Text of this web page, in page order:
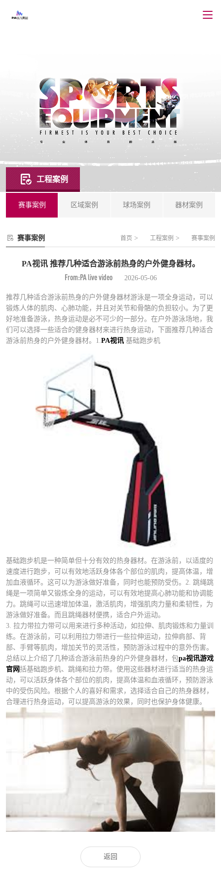
工程案例
赛事案例 区域案例 球场案例 器材案例
赛事案例 首页 > 工程案例 > 赛事案例
PA视讯 推荐几种适合游泳前热身的户外健身器材。
From:PA live video 2026-05-06
推荐几种适合游泳前热身的户外健身器材游泳是一项全身运动，可以
锻炼人体的肌肉、心肺功能，并且对关节和骨骼的负担较小。为了更
好地准备游泳，热身运动是必不可少的一部分。在户外游泳场地，我
们可以选择一些适合的健身器材来进行热身运动，下面推荐几种适合
游泳前热身的户外健身器材。1. PA视讯 基础跑步机
基础跑步机是一种简单但十分有效的热身器材。在游泳前，以适度的
速度进行跑步，可以有效地活跃身体各个部位的肌肉，提高体温，增
加血液循环。这可以为游泳做好准备，同时也能预防受伤。2. 跳绳跳
绳是一项简单又锻炼全身的运动，可以有效地提高心肺功能和协调能
力。跳绳可以迅速增加体温，激活肌肉，增强肌肉力量和柔韧性，为
游泳做好准备。而且跳绳器材便携，适合户外运动。
3. 拉力带拉力带可以用来进行多种活动，如拉伸、肌肉锻炼和力量训
练。在游泳前，可以利用拉力带进行一些拉伸运动，拉伸肩部、背
部、手臂等肌肉，增加关节的灵活性，预防游泳过程中的意外伤害。
总结以上介绍了几种适合游泳前热身的户外健身器材，包pa视讯游戏
官网括基础跑步机、跳绳和拉力带。使用这些器材进行适当的热身运
动，可以活跃身体各个部位的肌肉，提高体温和血液循环，预防游泳
中的受伤风险。根据个人的喜好和需求，选择适合自己的热身器材，
合理进行热身运动，可以提高游泳的效果，同时也保护身体健康。
返回